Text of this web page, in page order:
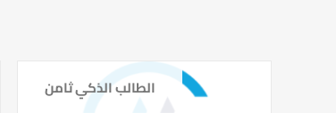
الطالب الذكي ثامن